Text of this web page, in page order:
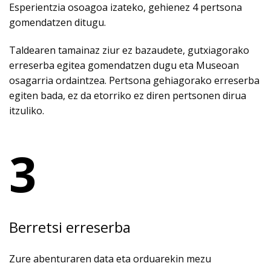
Esperientzia osoagoa izateko, gehienez 4 pertsona
gomendatzen ditugu.
Taldearen tamainaz ziur ez bazaudete, gutxiagorako
erreserba egitea gomendatzen dugu eta Museoan
osagarria ordaintzea. Pertsona gehiagorako erreserba
egiten bada, ez da etorriko ez diren pertsonen dirua
itzuliko.
3
Berretsi erreserba
Zure abenturaren data eta orduarekin mezu